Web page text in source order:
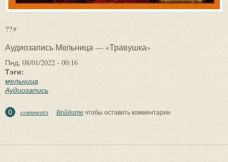
??⚡
Аудиозапись Мельница — «Травушка»
Пнд, 08/01/2022 - 00:16
Тэги:
мельница
Аудиозапись
0 comments Войдитечтобы оставить комментарии